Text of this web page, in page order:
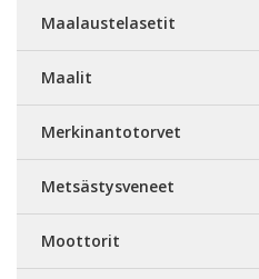
Maalaustelasetit
Maalit
Merkinantotorvet
Metsästysveneet
Moottorit